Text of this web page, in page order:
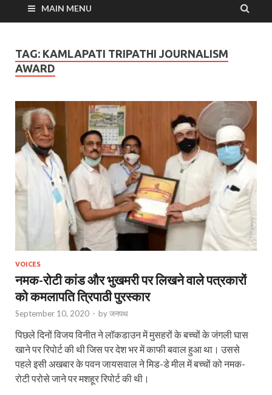
MAIN MENU
TAG: KAMLAPATI TRIPATHI JOURNALISM
AWARD
VOICES
नमक-रोटी कांड और भुखमरी पर लिखने वाले पत्रकारों
को कमलापति त्रिपाठी पुरस्कार
September 10, 2020 - byजनपथ
पिछले दिनों विजय विनीत ने लॉकडाउन में मुसहरों के बच्चों के जंगली घास
खाने पर रिपोर्ट की थी जिस पर देश भर में काफी बवाल हुआ था। उससे
पहले इसी अखबार के पवन जायसवाल ने मिड-डे मील में बच्चों को नमक-
रोटी परोसे जाने पर मशहूर रिपोर्ट की थी।